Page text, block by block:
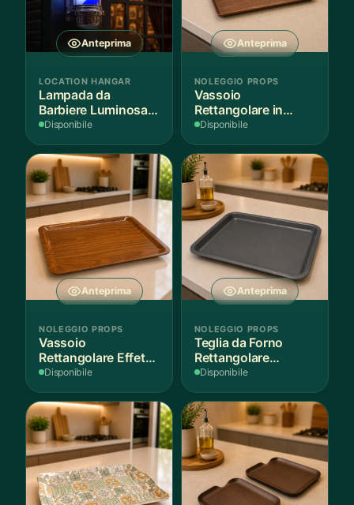
Anteprima
LOCATION HANGAR
Lampada da
Barbiere Luminosa
Rotante
Disponibile
Anteprima
NOLEGGIO PROPS
Vassoio
Rettangolare in
Legno Scuro
Disponibile
Anteprima
NOLEGGIO PROPS
Vassoio
Rettangolare Effetto
Legno
Disponibile
Anteprima
NOLEGGIO PROPS
Teglia da Forno
Rettangolare
Antiaderente
Disponibile